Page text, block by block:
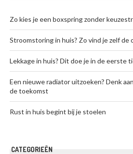
Zo kies je een boxspring zonder
Stroomstoring in huis? Zo vind je zelf de
Lekkage in huis? Dit doe je in de eerste
Een nieuwe radiator uitzoeken? Denk
de toekomst
Rust in huis begint bij je stoelen
CATEGORIEËN